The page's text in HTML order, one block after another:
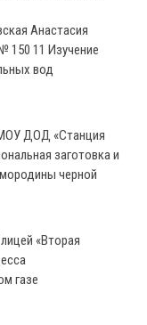
Анастасия
150 11 Изучение
вод
ДОД «Станция
заготовка и
черной
«Вторая
газе